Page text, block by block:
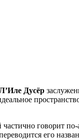
Дусёр
говорит по-
его